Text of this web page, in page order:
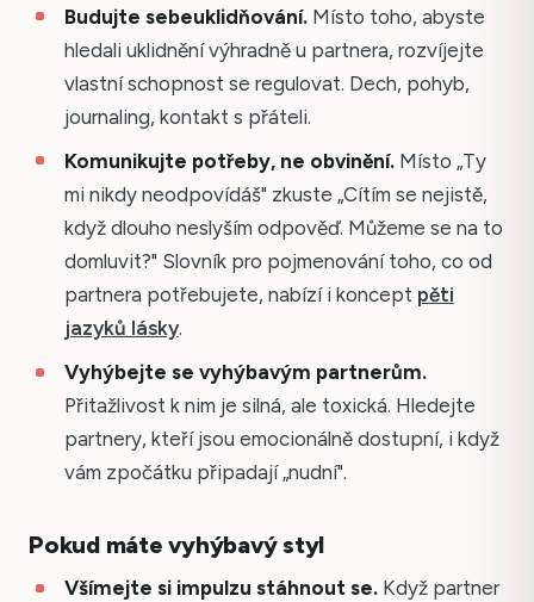
Budujte sebeuklidňování.Místo toho, abyste
hledali uklidnění výhradně u partnera, rozvíjejte
vlastní schopnost se regulovat. Dech, pohyb,
journaling, kontakt s přáteli.
Komunikujte potřeby, ne obvinění.Místo „Ty
mi nikdy neodpovídáš" zkuste „Cítím se nejistě,
když dlouho neslyším odpověď. Můžeme se na to
domluvit?" Slovník pro pojmenování toho, co od
partnera potřebujete, nabízí i koncept pěti
jazyků lásky.
Vyhýbejte se vyhýbavým partnerům.
Přitažlivost k nim je silná, ale toxická. Hledejte
partnery, kteří jsou emocionálně dostupní, i když
vám zpočátku připadají „nudní".
Pokud máte vyhýbavý styl
Všímejte si impulzu stáhnout se.Když partner